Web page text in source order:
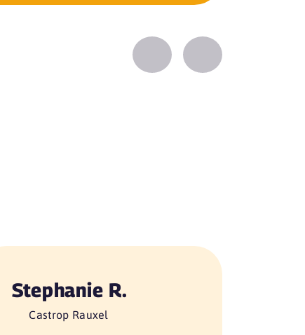
Zurück Vorwärts
Stephanie R.
Castrop Rauxel